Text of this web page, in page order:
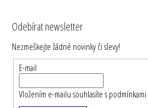
Odebírat newsletter
Nezmeškejte žádné novinky či slevy!
E-mail
Vložením e-mailu souhlasíte s